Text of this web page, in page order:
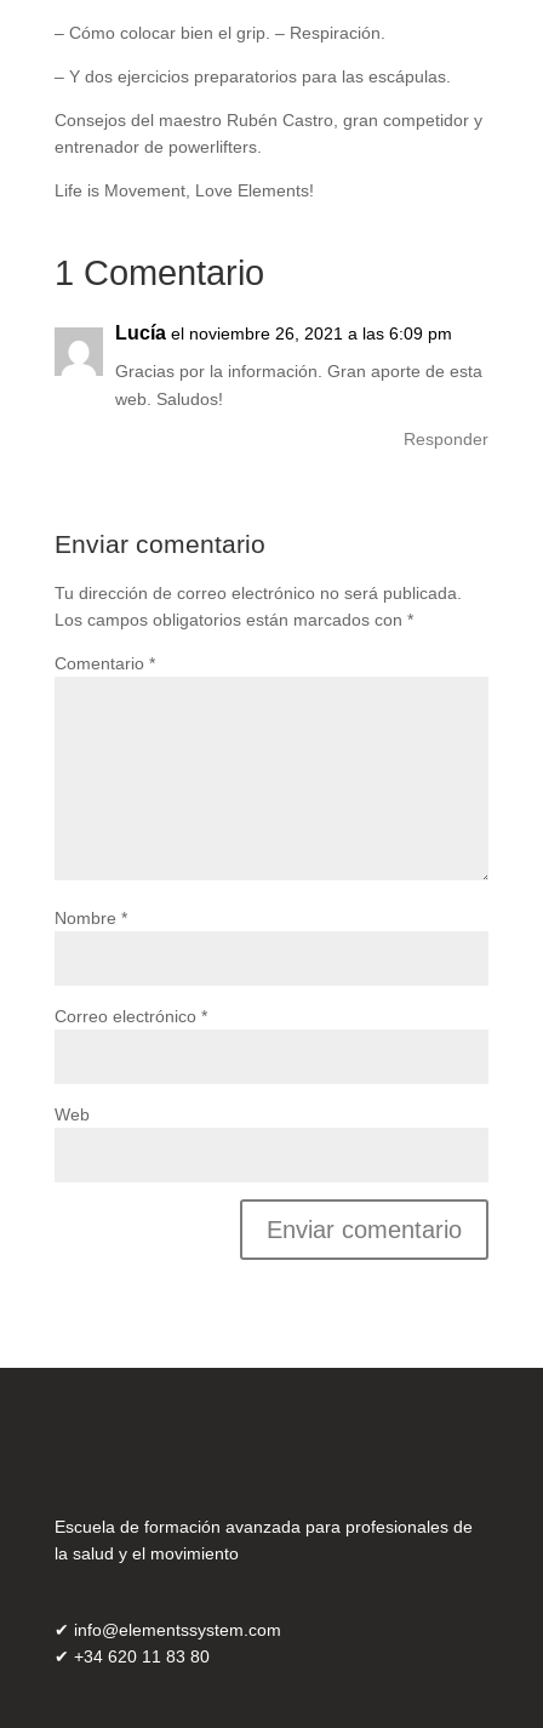
– Cómo colocar bien el grip. – Respiración.
– Y dos ejercicios preparatorios para las escápulas.
Consejos del maestro Rubén Castro, gran competidor y
entrenador de powerlifters.
Life is Movement, Love Elements!
1 Comentario
Lucía el noviembre 26, 2021 a las 6:09 pm
Gracias por la información. Gran aporte de esta
web. Saludos!
Responder
Enviar comentario
Tu dirección de correo electrónico no será publicada.
Los campos obligatorios están marcados con *
Comentario *
Nombre *
Correo electrónico *
Web
Escuela de formación avanzada para profesionales de
la salud y el movimiento
✔ info@elementssystem.com
✔ +34 620 11 83 80